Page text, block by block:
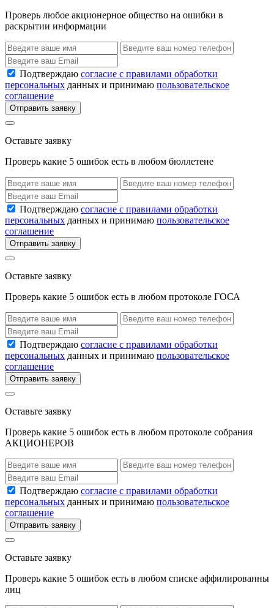
Проверь любое акционерное общество на ошибки в
раскрытии информации
Подтверждаю согласие с правилами обработки
персональных данных и принимаю пользовательское
соглашение
Отправить заявку
Оставьте заявку
Проверь какие 5 ошибок есть в любом бюллетене
Подтверждаю согласие с правилами обработки
персональных данных и принимаю пользовательское
соглашение
Отправить заявку
Оставьте заявку
Проверь какие 5 ошибок есть в любом протоколе ГОСА
Подтверждаю согласие с правилами обработки
персональных данных и принимаю пользовательское
соглашение
Отправить заявку
Оставьте заявку
Проверь какие 5 ошибок есть в любом протоколе собрания
АКЦИОНЕРОВ
Подтверждаю согласие с правилами обработки
персональных данных и принимаю пользовательское
соглашение
Отправить заявку
Оставьте заявку
Проверь какие 5 ошибок есть в любом списке аффилированны
лиц